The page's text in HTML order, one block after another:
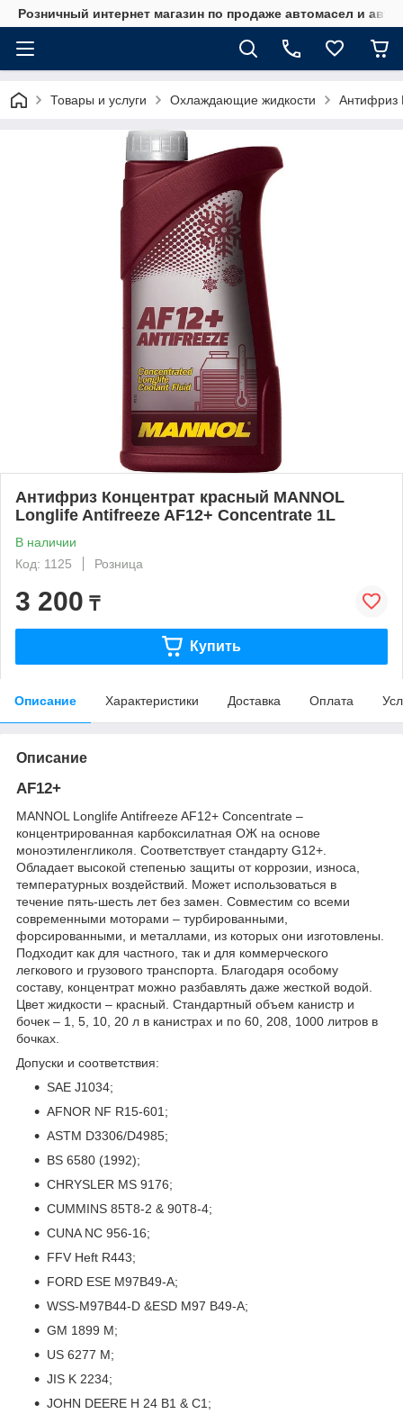
Розничный интернет магазин по продаже автомасел и
Товары и услуги Охлаждающие жидкости Антифриз
Антифриз Концентрат красный MANNOL
Longlife Antifreeze AF12+ Concentrate 1L
В наличии
Код: 1125
Розница
3 200 ₸
Купить
Описание Характеристики Доставка Оплата
Описание
AF12+
MANNOL Longlife Antifreeze AF12+ Concentrate –
концентрированная карбоксилатная ОЖ на основе
моноэтиленгликоля. Соответствует стандарту G12+.
Обладает высокой степенью защиты от коррозии, износа,
температурных воздействий. Может использоваться в
течение пять-шесть лет без замен. Совместим со всеми
современными моторами – турбированными,
форсированными, и металлами, из которых они изготовлены.
Подходит как для частного, так и для коммерческого
легкового и грузового транспорта. Благодаря особому
составу, концентрат можно разбавлять даже жесткой водой.
Цвет жидкости – красный. Стандартный объем канистр и
бочек – 1, 5, 10, 20 л в канистрах и по 60, 208, 1000 литров в
бочках.
Допуски и соответствия:
SAE J1034;
AFNOR NF R15-601;
ASTM D3306/D4985;
BS 6580 (1992);
CHRYSLER MS 9176;
CUMMINS 85T8-2 & 90T8-4;
CUNA NC 956-16;
FFV Heft R443;
FORD ESE M97B49-A;
WSS-M97B44-D &ESD M97 B49-A;
GM 1899 M;
US 6277 M;
JIS K 2234;
JOHN DEERE H 24 B1 & C1;